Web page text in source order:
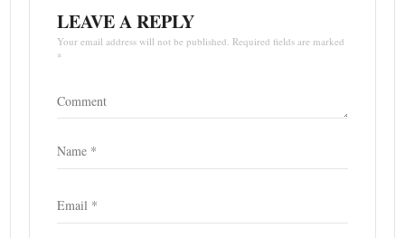
LEAVE A REPLY
Your email address will not be published. Required fields are marked
*